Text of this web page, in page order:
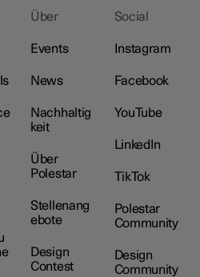
Über
Events
News
Nachhaltig
keit
Über
Polestar
Stellenang
ebote
Design
Contest
Social
Instagram
Facebook
YouTube
LinkedIn
TikTok
Polestar
Community
Design
Community